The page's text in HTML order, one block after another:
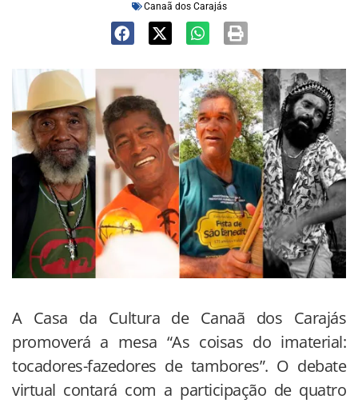
Canaã dos Carajás
A Casa da Cultura de Canaã dos Carajás
promoverá a mesa “As coisas do imaterial:
tocadores-fazedores de tambores”. O debate
virtual contará com a participação de quatro